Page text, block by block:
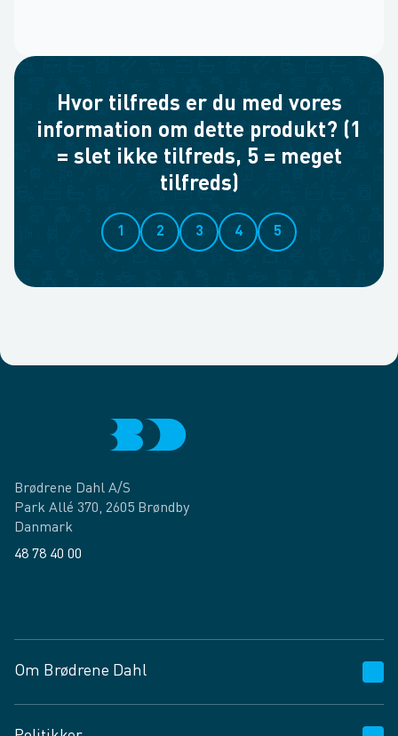
Hvor tilfreds er du med vores
information om dette produkt? (1
= slet ikke tilfreds, 5 = meget
tilfreds)
1 2 3 4 5
Brødrene Dahl A/S
Park Allé 370, 2605 Brøndby
Danmark
48 78 40 00
Om Brødrene Dahl